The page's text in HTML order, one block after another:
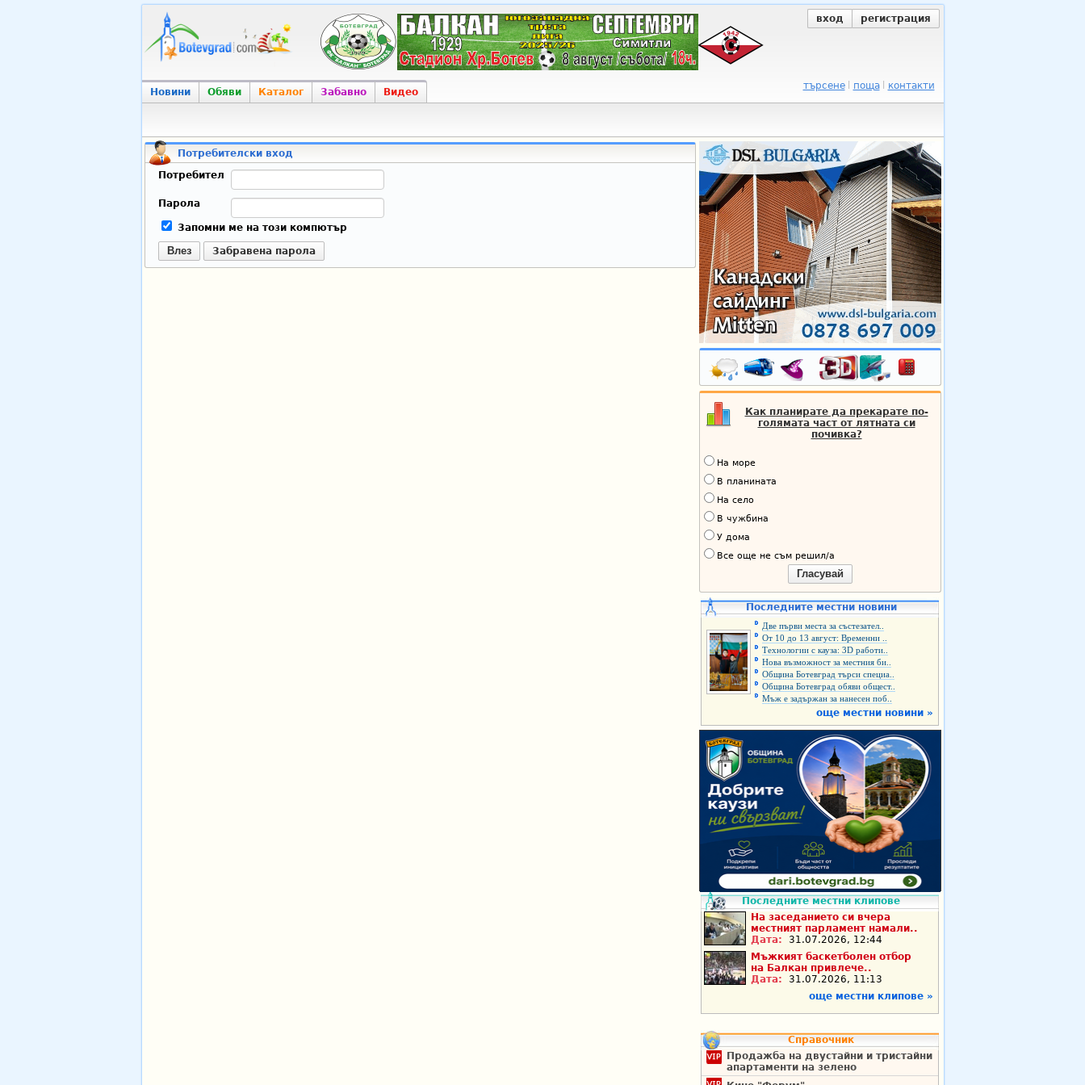
вход регистрация
Новини Обяви Каталог Забавно Видео
търсене поща контакти
Потребителски вход
Потребител
Парола
Запомни ме на този компютър
Влез Забравена парола
Как планирате да прекарате по-
голямата част от лятната си
почивка?
На море
В планината
На село
В чужбина
У дома
Все още не съм решил/а
Гласувай
Последните местни новини
Две първи места за състезател..
От 10 до 13 август: Временни ..
Технологии с кауза: 3D работи..
Нова възможност за местния би..
Община Ботевград търси специа..
Община Ботевград обяви общест..
Мъж е задържан за нанесен поб..
още местни новини »
Последните местни клипове
На заседанието си вчера
местният парламент намали..
Дата:
31.07.2026, 12:44
Мъжкият баскетболен отбор
на Балкан привлече..
Дата:
31.07.2026, 11:13
още местни клипове »
Справочник
Продажба на двустайни и тристайни
апартаменти на зелено